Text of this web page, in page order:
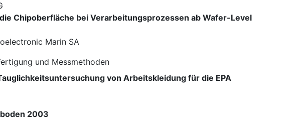
Chipoberfläche bei Verarbeitungsprozessen ab Wafer-Level
Marin SA
und Messmethoden
von Arbeitskleidung für die EPA
2003